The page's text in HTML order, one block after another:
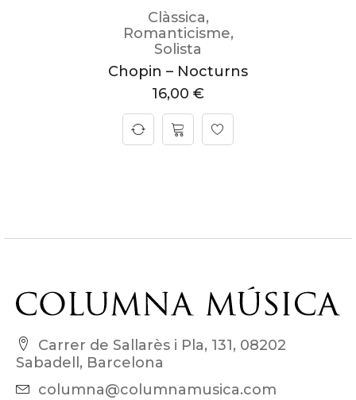
Clàssica,
Romanticisme,
Solista
Chopin – Nocturns
16,00 €
Carrer de Sallarès i Pla, 131, 08202
Sabadell, Barcelona
columna@columnamusica.com